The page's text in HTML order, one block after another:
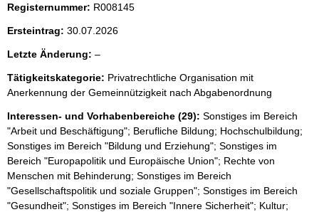
Registernummer: R008145
Ersteintrag: 30.07.2026
Letzte Änderung: –l
e
r
Tätigkeitskategorie: Privatrechtliche Organisation mit
Anerkennung der Gemeinnützigkeit nach Abgabenordnung
Interessen- und Vorhabenbereiche (29): Sonstiges im Bereich
"Arbeit und Beschäftigung"; Berufliche Bildung; Hochschulbildung;
Sonstiges im Bereich "Bildung und Erziehung"; Sonstiges im
Bereich "Europapolitik und Europäische Union"; Rechte von
Menschen mit Behinderung; Sonstiges im Bereich
"Gesellschaftspolitik und soziale Gruppen"; Sonstiges im Bereich
"Gesundheit"; Sonstiges im Bereich "Innere Sicherheit"; Kultur;